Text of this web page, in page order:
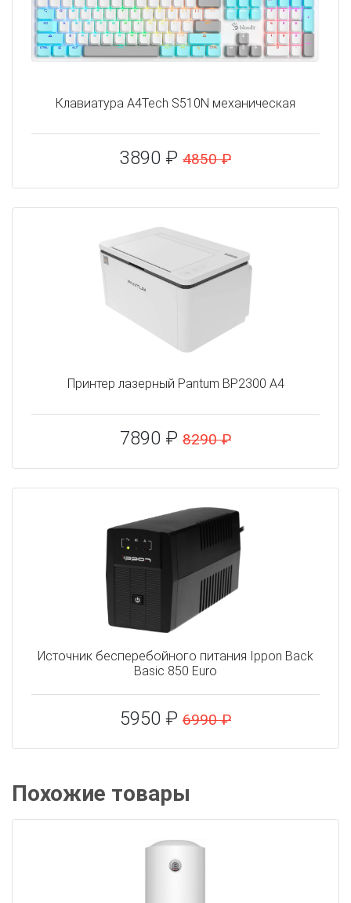
Клавиатура A4Tech S510N механическая
3890 ₽ 4850 ₽
Принтер лазерный Pantum BP2300 A4
7890 ₽ 8290 ₽
Источник бесперебойного питания Ippon Back
Basic 850 Euro
5950 ₽ 6990 ₽
Похожие товары